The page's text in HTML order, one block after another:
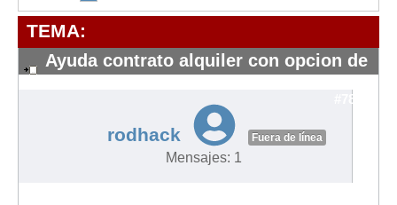
Modelos de Contratos
Requerimientos y comunicaciones
Formularios sobre Propiedad Horizontal
Modelos de Acta de Junta de Propietarios
Requerimientos y comunicaciones
TEMA:
Ayuda contrato alquiler con opcion de
compra
#7858
rodhack Fuera de línea
Mensajes: 1